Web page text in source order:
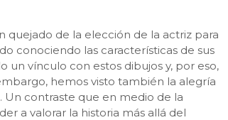
quejado de la elección de la actriz para
conociendo las características de sus
un vínculo con estos dibujos y, por eso,
hemos visto también la alegría
Un contraste que en medio de la
a valorar la historia más allá del